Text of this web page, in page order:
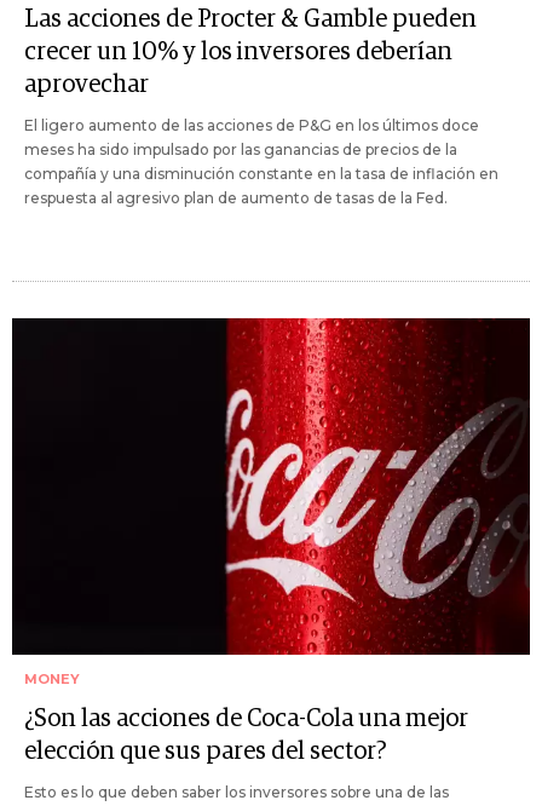
Las acciones de Procter & Gamble pueden
crecer un 10% y los inversores deberían
aprovechar
El ligero aumento de las acciones de P&G en los últimos doce
meses ha sido impulsado por las ganancias de precios de la
compañía y una disminución constante en la tasa de inflación en
respuesta al agresivo plan de aumento de tasas de la Fed.
MONEY
¿Son las acciones de Coca-Cola una mejor
elección que sus pares del sector?
Esto es lo que deben saber los inversores sobre una de las